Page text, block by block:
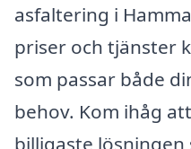
asfaltering i
priser och tjänster
som passar både
behov. Kom ihåg
billigaste lösningen